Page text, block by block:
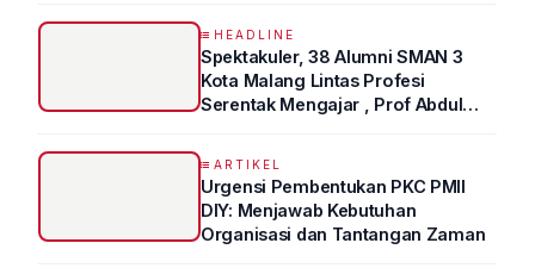
HEADLINE
Spektakuler, 38 Alumni SMAN 3
Kota Malang Lintas Profesi
Serentak Mengajar , Prof Abdul
ARTIKEL
Urgensi Pembentukan PKC PMII
DIY: Menjawab Kebutuhan
Organisasi dan Tantangan Zaman